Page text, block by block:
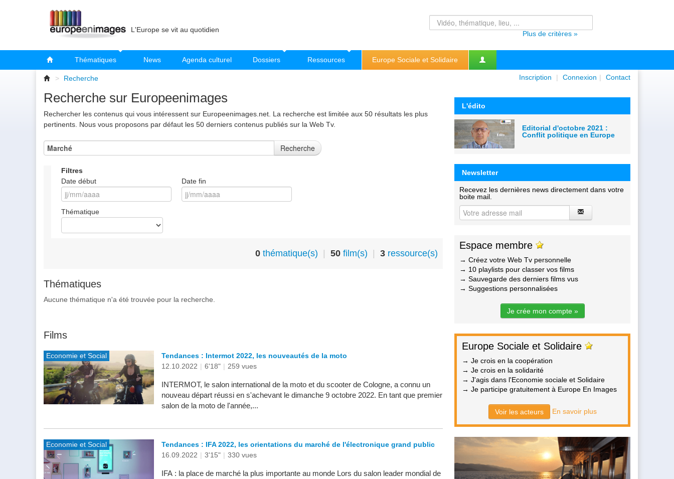
L'Europe se vit au quotidien Plus de critères »
Thématiques News Agenda culturel Dossiers Ressources Europe Sociale et Solidaire
> Recherche Inscription | Connexion | Contact
Recherche sur Europeenimages
Rechercher les contenus qui vous intéressent sur Europeenimages.net. La recherche est limitée aux 50 résultats les plus
pertinents. Nous vous proposons par défaut les 50 derniers contenus publiés sur la Web Tv.
Recherche
Filtres
Date début
Date fin
Thématique
0 thématique(s) 50 film(s) 3 ressource(s)
Thématiques
Aucune thématique n'a été trouvée pour la recherche.
Films
Economie et Social
Tendances : Intermot 2022, les nouveautés de la moto
12.10.2022 | 6'18" | 259 vues
INTERMOT, le salon international de la moto et du scooter de Cologne, a connu un
nouveau départ réussi en s'achevant le dimanche 9 octobre 2022. En tant que premier
salon de la moto de l'année,...
Economie et Social
Tendances : IFA 2022, les orientations du marché de l'électronique grand public
16.09.2022 | 3'15" | 330 vues
IFA : la place de marché la plus importante au monde Lors du salon leader mondial de
L'édito
Editorial d'octobre 2021 :
Conflit politique en Europe
Newsletter
Recevez les dernières news directement dans votre
boite mail.
Espace membre
→ Créez votre Web Tv personnelle
→ 10 playlists pour classer vos films
→ Sauvegarde des derniers films vus
→ Suggestions personnalisées
Je crée mon compte »
Europe Sociale et Solidaire
→ Je crois en la coopération
→ Je crois en la solidarité
→ J'agis dans l'Economie sociale et Solidaire
→ Je participe gratuitement à Europe En Images
Voir les acteurs En savoir plus